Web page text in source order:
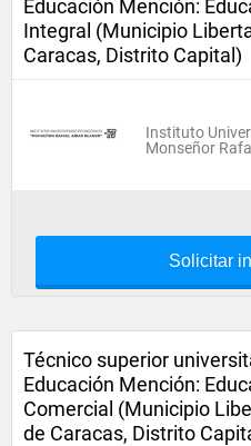
Educación Mención:
Integral (Municipio
Caracas, Distrito Capital)
Instituto
Monseñor
Solicitar
Técnico superior
Educación Mención:
Comercial (Municipio
de Caracas, Distrito